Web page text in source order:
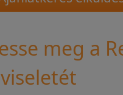
meg a